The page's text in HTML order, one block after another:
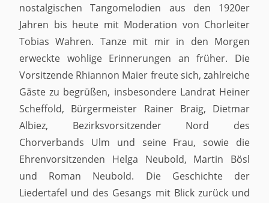
nostalgischen Tangomelodien aus den 1920er
Jahren bis heute mit Moderation von Chorleiter
Tobias Wahren. Tanze mit mir in den Morgen
erweckte wohlige Erinnerungen an früher. Die
Vorsitzende Rhiannon Maier freute sich, zahlreiche
Gäste zu begrüßen, insbesondere Landrat Heiner
Scheffold, Bürgermeister Rainer Braig, Dietmar
Albiez, Bezirksvorsitzender Nord des
Chorverbands Ulm und seine Frau, sowie die
Ehrenvorsitzenden Helga Neubold, Martin Bösl
und Roman Neubold. Die Geschichte der
Liedertafel und des Gesangs mit Blick zurück und